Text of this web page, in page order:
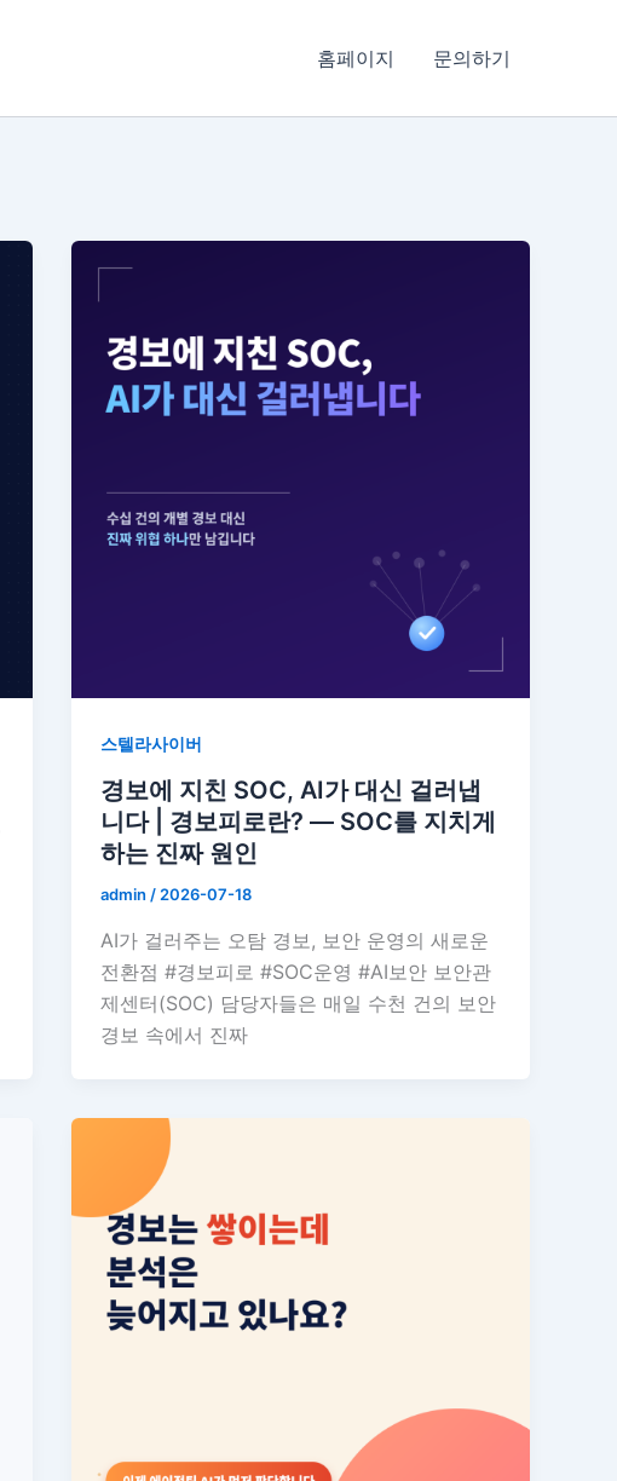
홈페이지 문의하기
스텔라사이버
경보에 지친 SOC, AI가 대신 걸러냅
니다 | 경보피로란? — SOC를 지치게
하는 진짜 원인
admin/2026-07-18
AI가 걸러주는 오탐 경보, 보안 운영의 새로운
전환점 #경보피로 #SOC운영 #AI보안 보안관
제센터(SOC) 담당자들은 매일 수천 건의 보안
경보 속에서 진짜